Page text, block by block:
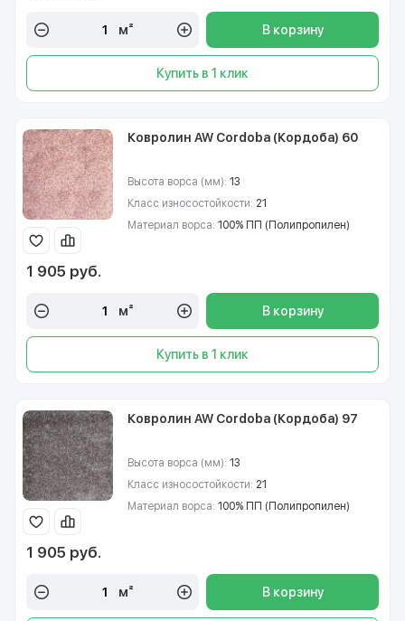
м² В корзину
Купить в 1 клик
Ковролин AW Cordoba (Кордоба) 60
Высота ворса (мм): 13
Класс износостойкости: 21
Материал ворса: 100% ПП (Полипропилен)
1 905 руб.
м² В корзину
Купить в 1 клик
Ковролин AW Cordoba (Кордоба) 97
Высота ворса (мм): 13
Класс износостойкости: 21
Материал ворса: 100% ПП (Полипропилен)
1 905 руб.
м² В корзину